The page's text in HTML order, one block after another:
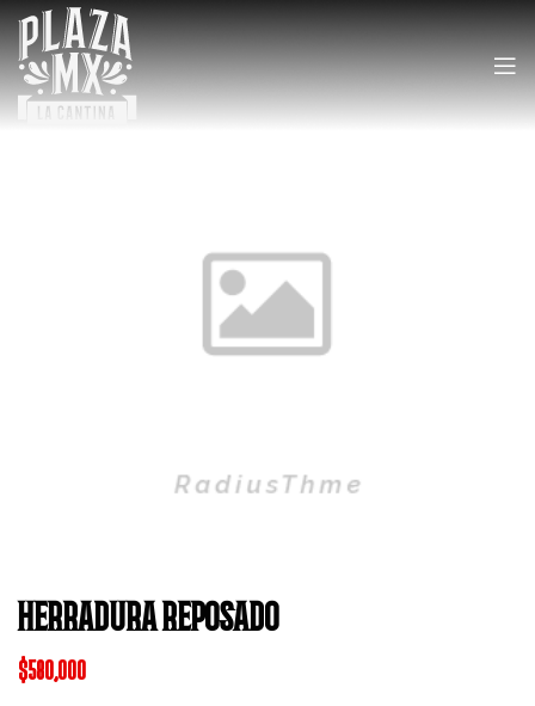
HERRADURA REPOSADO
$580,000